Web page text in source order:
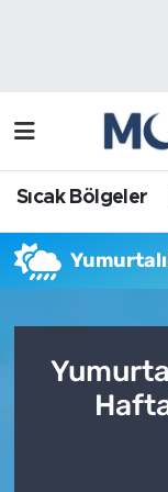
Sıcak Bölgeler
Haberler
MP Dosya
Röportaj
Aylık